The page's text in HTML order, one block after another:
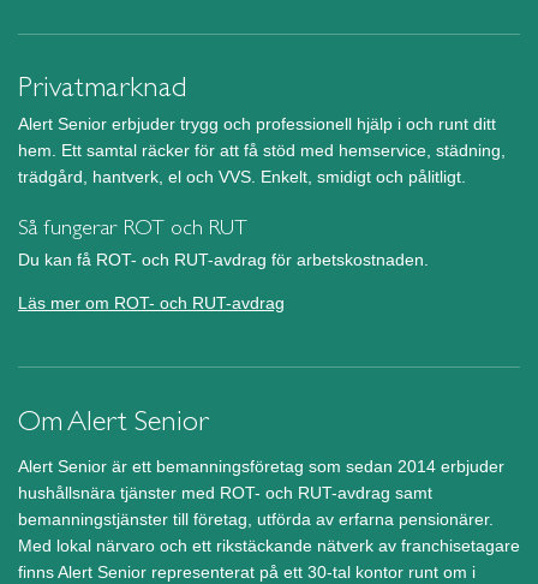
Privatmarknad
Alert Senior erbjuder trygg och professionell hjälp i och runt ditt
hem. Ett samtal räcker för att få stöd med hemservice, städning,
trädgård, hantverk, el och VVS. Enkelt, smidigt och pålitligt.
Så fungerar ROT och RUT
Du kan få ROT- och RUT-avdrag för arbetskostnaden.
Läs mer om ROT- och RUT-avdrag
Om Alert Senior
Alert Senior är ett bemanningsföretag som sedan 2014 erbjuder
hushållsnära tjänster med ROT- och RUT-avdrag samt
bemanningstjänster till företag, utförda av erfarna pensionärer.
Med lokal närvaro och ett rikstäckande nätverk av franchisetagare
finns Alert Senior representerat på ett 30-tal kontor runt om i